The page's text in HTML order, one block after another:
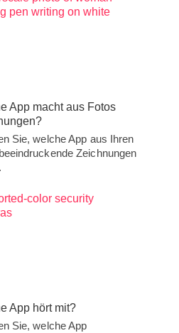
App macht aus Fotos
Sie, welche App aus Ihren
Zeichnungen
App hört mit?
Sie, welche App